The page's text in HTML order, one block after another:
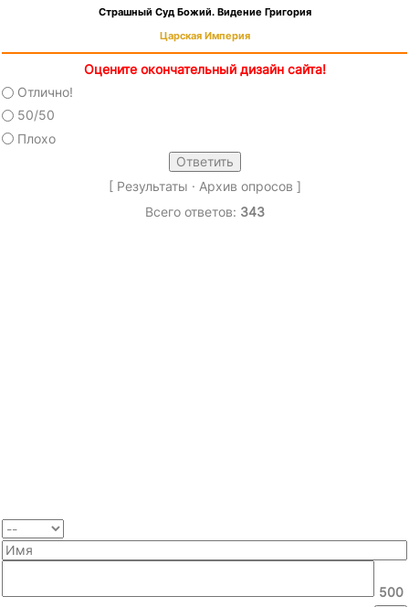
Страшный Суд Божий. Видение Григория
Царская Империя
Оцените окончательный дизайн сайта!
Отлично!
50/50
Плохо
[ Результаты · Архив опросов ]
Всего ответов: 343
500